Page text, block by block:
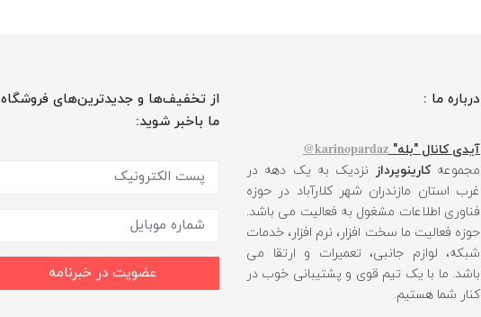
درباره ما :
آیدی کانال "بله" karinopardaz@
مجموعهکارینوپرداز نزدیک به یک دهه در
غرب استان مازندران شهر کلارآباد در حوزه
فناوری اطلاعات مشغول به فعالیت می باشد.
حوزه فعالیت ما سخت افزار، نرم افزار، خدمات
شبکه، لوازم جانبی، تعمیرات و ارتقا می
باشد. ما با یک تیم قوی و پشتیبانی خوب در
کنار شما هستیم.
از تخفیف‌ها و جدیدترین‌های فروشگاه
ما باخبر شوید:
عضویت در خبرنامه